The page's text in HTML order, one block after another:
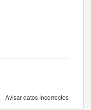
Avisar datos incorrectos